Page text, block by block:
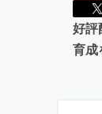
好評
育成